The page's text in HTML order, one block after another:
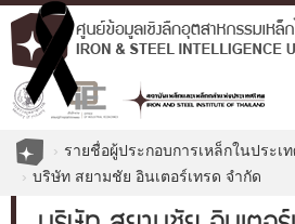
รายชื่อผู้ประกอบการเหล็กในประเ
บริษัท สยามชัย อินเตอร์เทรด จำกัด